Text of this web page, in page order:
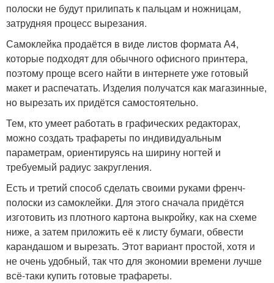
полоски не будут прилипать к пальцам и ножницам,
затрудняя процесс вырезания.
Самоклейка продаётся в виде листов формата А4,
которые подходят для обычного офисного принтера,
поэтому проще всего найти в интернете уже готовый
макет и распечатать. Изделия получатся как магазинные,
но вырезать их придётся самостоятельно.
Тем, кто умеет работать в графических редакторах,
можно создать трафареты по индивидуальным
параметрам, ориентируясь на ширину ногтей и
требуемый радиус закругления.
Есть и третий способ сделать своими руками френч-
полоски из самоклейки. Для этого сначала придётся
изготовить из плотного картона выкройку, как на схеме
ниже, а затем приложить её к листу бумаги, обвести
карандашом и вырезать. Этот вариант простой, хотя и
не очень удобный, так что для экономии времени лучше
всё-таки купить готовые трафареты.